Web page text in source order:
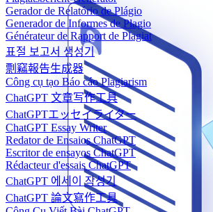
Gerador de Relatório de Plágio
Generador de Informes de Plagio
Générateur de Rapport de Plagiat
표절 보고서 생성기
剽竊報告生成器
Công cụ tạo Báo cáo Plagiarism
ChatGPT 文章写作工具
ChatGPTエッセイライター
ChatGPT Essay Writer
Redator de Ensaios ChatGPT
Escritor de ensayos ChatGPT
Rédacteur d'essais ChatGPT
ChatGPT 에세이 작성기
ChatGPT 論文寫作工具